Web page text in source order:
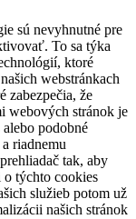
sú nevyhnutné pre
To sa týka
ktoré
webstránkach
zabezpečia, že
webových stránok je
podobné
riadnemu
tak, aby
o týchto cookies
služieb potom už
našich stránok